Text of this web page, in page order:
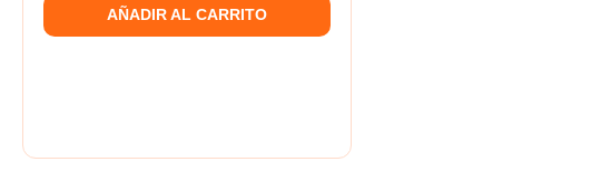
AÑADIR AL CARRITO